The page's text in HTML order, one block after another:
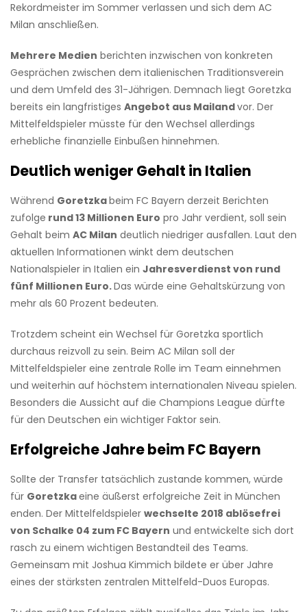
Rekordmeister im Sommer verlassen und sich dem AC
Milan anschließen.
Mehrere Medien berichten inzwischen von konkreten
Gesprächen zwischen dem italienischen Traditionsverein
und dem Umfeld des 31-Jährigen. Demnach liegt Goretzka
bereits ein langfristiges Angebot aus Mailandvor. Der
Mittelfeldspieler müsste für den Wechsel allerdings
erhebliche finanzielle Einbußen hinnehmen.
Deutlich weniger Gehalt in Italien
Während Goretzkabeim FC Bayern derzeit Berichten
zufolge rund 13 Millionen Euro pro Jahr verdient, soll sein
Gehalt beim AC Milan deutlich niedriger ausfallen. Laut den
aktuellen Informationen winkt dem deutschen
Nationalspieler in Italien ein Jahresverdienst von rund
fünf Millionen Euro.Das würde eine Gehaltskürzung von
mehr als 60 Prozent bedeuten.
Trotzdem scheint ein Wechsel für Goretzka sportlich
durchaus reizvoll zu sein. Beim AC Milan soll der
Mittelfeldspieler eine zentrale Rolle im Team einnehmen
und weiterhin auf höchstem internationalen Niveau spielen.
Besonders die Aussicht auf die Champions League dürfte
für den Deutschen ein wichtiger Faktor sein.
Erfolgreiche Jahre beim FC Bayern
Sollte der Transfer tatsächlich zustande kommen, würde
für Goretzkaeine äußerst erfolgreiche Zeit in München
enden. Der Mittelfeldspieler wechselte 2018 ablösefrei
von Schalke 04 zum FC Bayern und entwickelte sich dort
rasch zu einem wichtigen Bestandteil des Teams.
Gemeinsam mit Joshua Kimmich bildete er über Jahre
eines der stärksten zentralen Mittelfeld-Duos Europas.